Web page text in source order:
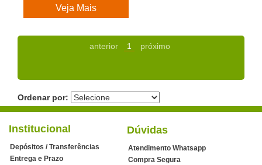
Veja Mais
anterior 1 próximo
Ordenar por:
Institucional
Depósitos / Transferências
Entrega e Prazo
Dúvidas
Atendimento Whatsapp
Compra Segura